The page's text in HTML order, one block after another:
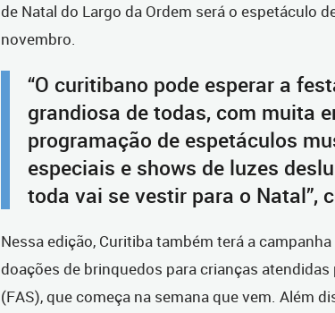
de Natal do Largo da Ordem será o espetáculo
novembro.
“O curitibano pode esperar a
grandiosa de todas, com muita
programação de espetáculos
especiais e shows de luzes
toda vai se vestir para o Natal”,
Nessa edição, Curitiba também terá a
doações de brinquedos para crianças atendidas
(FAS), que começa na semana que vem. Além